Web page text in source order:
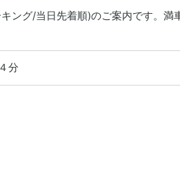
ング/当日先着順)のご案内です。満
分